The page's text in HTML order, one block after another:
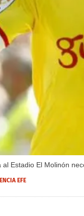
al Estadio El Molinón
EFE